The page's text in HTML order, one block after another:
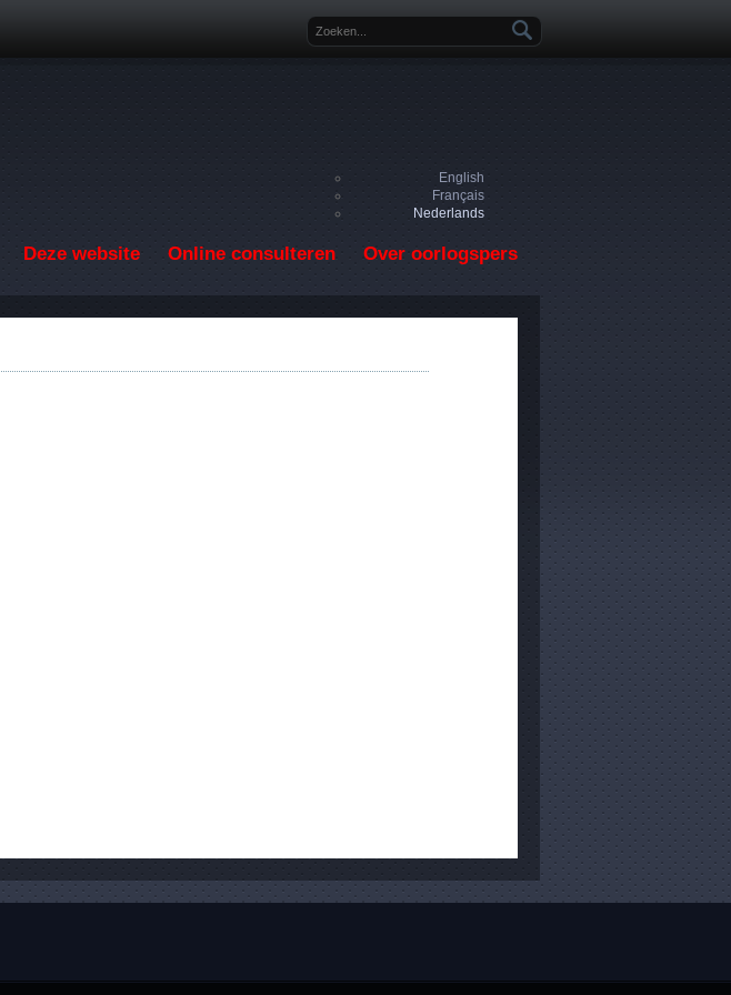
Zoekveld
English
Français
Nederlands
Deze website Online consulteren Over oorlogspers